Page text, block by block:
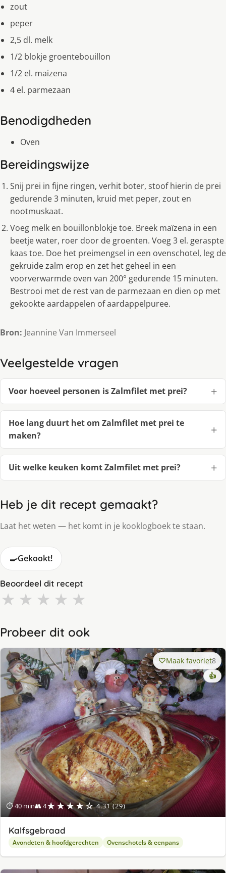
zout
peper
2,5 dl. melk
1/2 blokje groentebouillon
1/2 el. maizena
4 el. parmezaan
Benodigdheden
Oven
Bereidingswijze
Snij prei in fijne ringen, verhit boter, stoof hierin de prei
gedurende 3 minuten, kruid met peper, zout en
nootmuskaat.
Voeg melk en bouillonblokje toe. Breek maïzena in een
beetje water, roer door de groenten. Voeg 3 el. geraspte
kaas toe. Doe het preimengsel in een ovenschotel, leg de
gekruide zalm erop en zet het geheel in een
voorverwarmde oven van 200° gedurende 15 minuten.
Bestrooi met de rest van de parmezaan en dien op met
gekookte aardappelen of aardappelpuree.
Bron: Jeannine Van Immerseel
Veelgestelde vragen
Voor hoeveel personen is Zalmfilet met prei?
Hoe lang duurt het om Zalmfilet met prei te
maken?
Uit welke keuken komt Zalmfilet met prei?
Heb je dit recept gemaakt?
Laat het weten — het komt in je kooklogboek te staan.
🍳Gekookt!
Beoordeel dit recept
★ ★ ★ ★ ★
Probeer dit ook
⏱ 40 min👥 4★★★★☆ 4.31 (29)
Maak favoriet8
👍
Kalfsgebraad
Avondeten & hoofdgerechten Ovenschotels & eenpans